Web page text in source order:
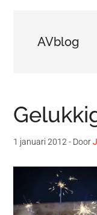
AVblog
1 januari 2012 - Door